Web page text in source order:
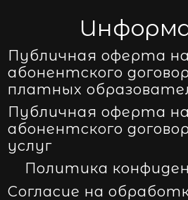
Публичная оферта
абонентского
платных
Публичная оферта
абонентского
услуг
Политика
Согласие на